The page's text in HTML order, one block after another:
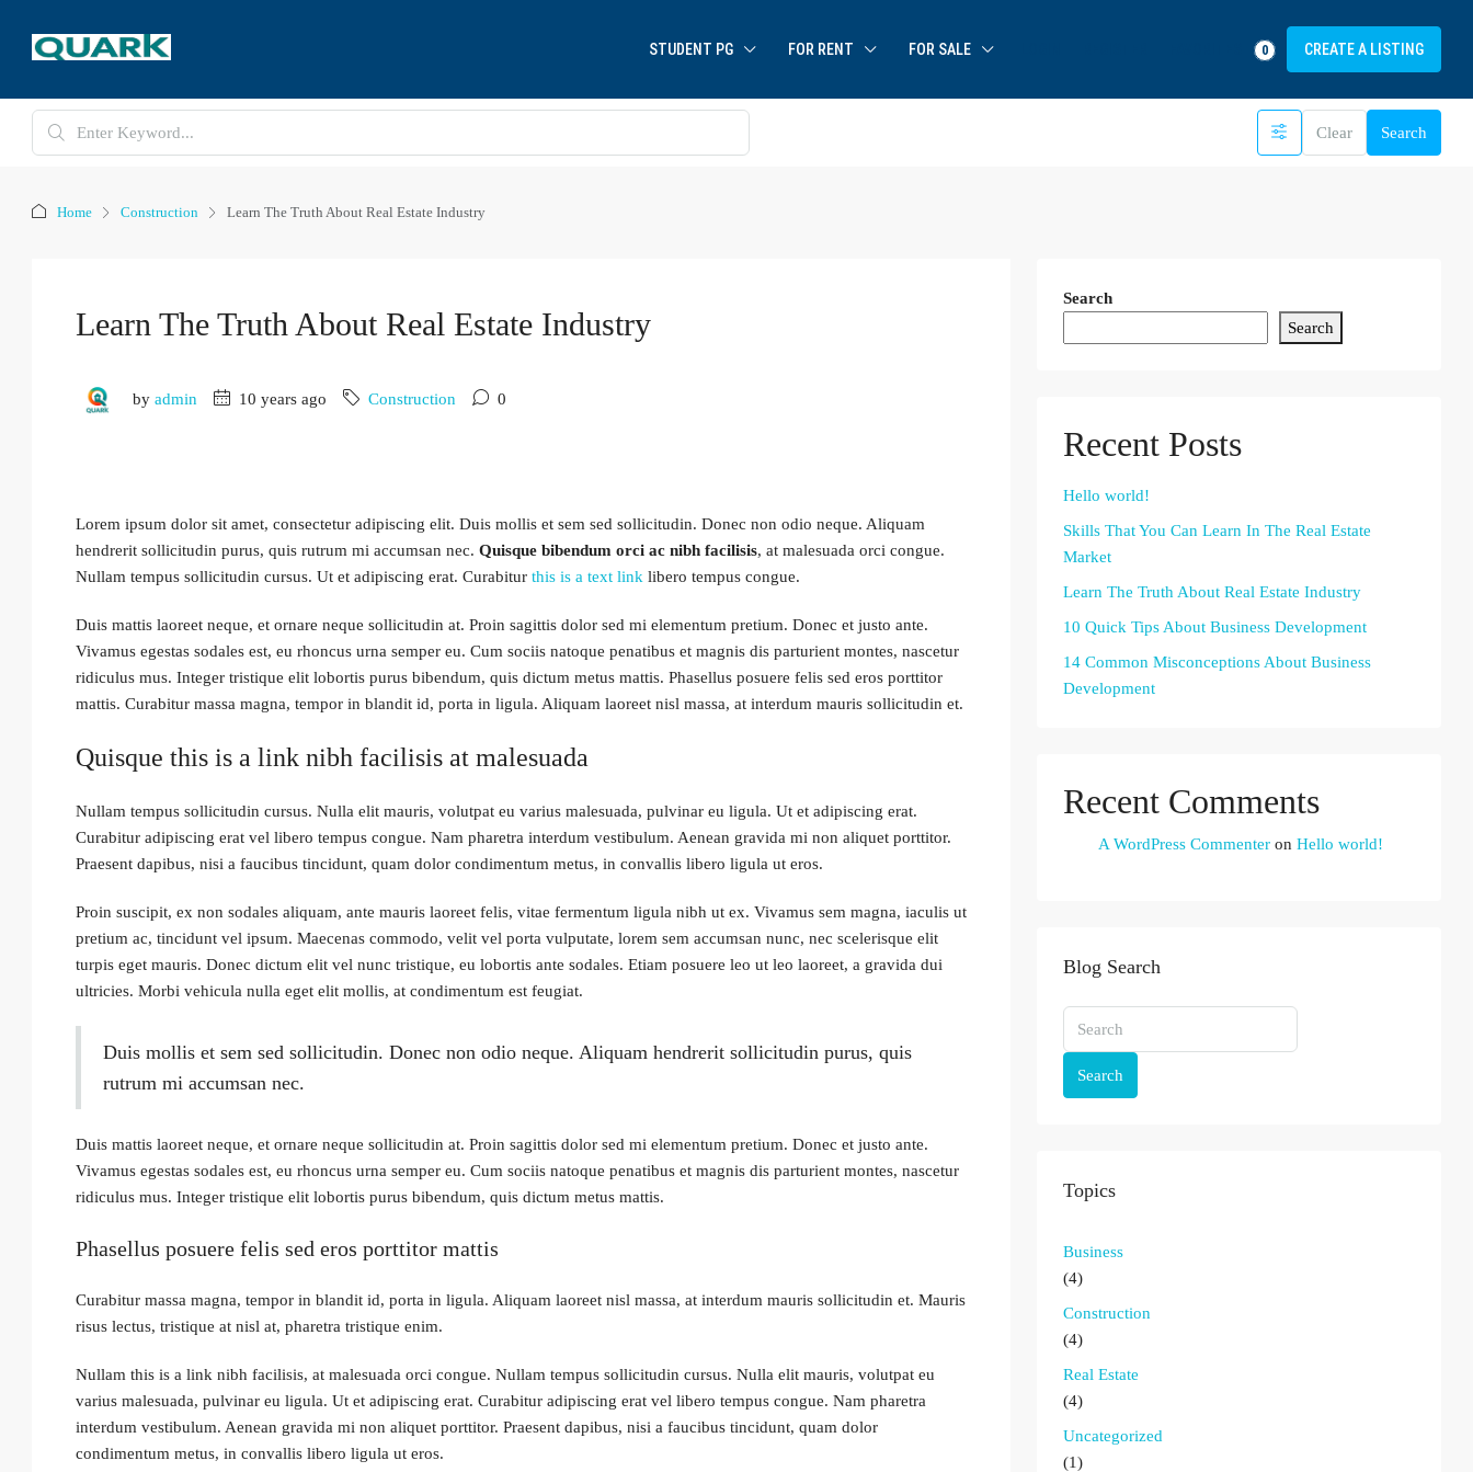
STUDENT PG FOR RENT FOR SALE 0 CREATE A LISTING
Clear Search
Home Construction Learn The Truth About Real Estate Industry
Learn The Truth About Real Estate Industry
by admin 10 years ago Construction 0
Lorem ipsum dolor sit amet, consectetur adipiscing elit. Duis mollis et sem sed sollicitudin. Donec non odio neque. Aliquam
hendrerit sollicitudin purus, quis rutrum mi accumsan nec. Quisque bibendum orci ac nibh facilisis, at malesuada orci congue.
Nullam tempus sollicitudin cursus. Ut et adipiscing erat. Curabitur this is a text link libero tempus congue.
Duis mattis laoreet neque, et ornare neque sollicitudin at. Proin sagittis dolor sed mi elementum pretium. Donec et justo ante.
Vivamus egestas sodales est, eu rhoncus urna semper eu. Cum sociis natoque penatibus et magnis dis parturient montes, nascetur
ridiculus mus. Integer tristique elit lobortis purus bibendum, quis dictum metus mattis. Phasellus posuere felis sed eros porttitor
mattis. Curabitur massa magna, tempor in blandit id, porta in ligula. Aliquam laoreet nisl massa, at interdum mauris sollicitudin et.
Quisque this is a link nibh facilisis at malesuada
Nullam tempus sollicitudin cursus. Nulla elit mauris, volutpat eu varius malesuada, pulvinar eu ligula. Ut et adipiscing erat.
Curabitur adipiscing erat vel libero tempus congue. Nam pharetra interdum vestibulum. Aenean gravida mi non aliquet porttitor.
Praesent dapibus, nisi a faucibus tincidunt, quam dolor condimentum metus, in convallis libero ligula ut eros.
Proin suscipit, ex non sodales aliquam, ante mauris laoreet felis, vitae fermentum ligula nibh ut ex. Vivamus sem magna, iaculis ut
pretium ac, tincidunt vel ipsum. Maecenas commodo, velit vel porta vulputate, lorem sem accumsan nunc, nec scelerisque elit
turpis eget mauris. Donec dictum elit vel nunc tristique, eu lobortis ante sodales. Etiam posuere leo ut leo laoreet, a gravida dui
ultricies. Morbi vehicula nulla eget elit mollis, at condimentum est feugiat.
Duis mollis et sem sed sollicitudin. Donec non odio neque. Aliquam hendrerit sollicitudin purus, quis
rutrum mi accumsan nec.
Duis mattis laoreet neque, et ornare neque sollicitudin at. Proin sagittis dolor sed mi elementum pretium. Donec et justo ante.
Vivamus egestas sodales est, eu rhoncus urna semper eu. Cum sociis natoque penatibus et magnis dis parturient montes, nascetur
ridiculus mus. Integer tristique elit lobortis purus bibendum, quis dictum metus mattis.
Phasellus posuere felis sed eros porttitor mattis
Curabitur massa magna, tempor in blandit id, porta in ligula. Aliquam laoreet nisl massa, at interdum mauris sollicitudin et. Mauris
risus lectus, tristique at nisl at, pharetra tristique enim.
Nullam this is a link nibh facilisis, at malesuada orci congue. Nullam tempus sollicitudin cursus. Nulla elit mauris, volutpat eu
varius malesuada, pulvinar eu ligula. Ut et adipiscing erat. Curabitur adipiscing erat vel libero tempus congue. Nam pharetra
interdum vestibulum. Aenean gravida mi non aliquet porttitor. Praesent dapibus, nisi a faucibus tincidunt, quam dolor
condimentum metus, in convallis libero ligula ut eros.
Search
Search
Recent Posts
Hello world!
Skills That You Can Learn In The Real Estate
Market
Learn The Truth About Real Estate Industry
10 Quick Tips About Business Development
14 Common Misconceptions About Business
Development
Recent Comments
A WordPress Commenter on Hello world!
Blog Search
Search
Topics
Business
(4)
Construction
(4)
Real Estate
(4)
Uncategorized
(1)